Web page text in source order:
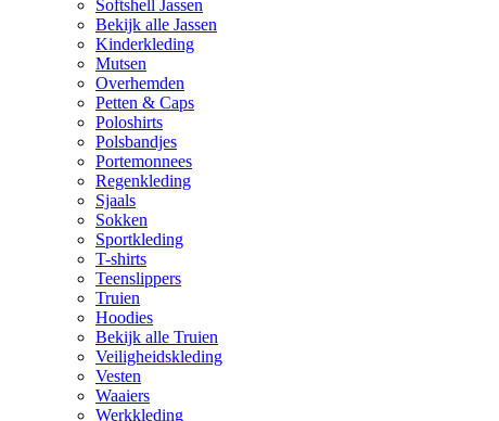
Softshell Jassen
Bekijk alle Jassen
Kinderkleding
Mutsen
Overhemden
Petten & Caps
Poloshirts
Polsbandjes
Portemonnees
Regenkleding
Sjaals
Sokken
Sportkleding
T-shirts
Teenslippers
Truien
Hoodies
Bekijk alle Truien
Veiligheidskleding
Vesten
Waaiers
Werkkleding